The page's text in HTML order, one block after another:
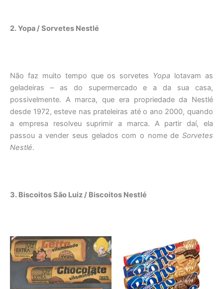
2. Yopa / Sorvetes Nestlé
Não faz muito tempo que os sorvetes Yopa lotavam as
geladeiras – as do supermercado e a da sua casa,
possivelmente. A marca, que era propriedade da Nestlé
desde 1972, esteve nas prateleiras até o ano 2000, quando
a empresa resolveu suprimir a marca. A partir daí, ela
passou a vender seus gelados com o nome de Sorvetes
Nestlé.
3. Biscoitos São Luiz / Biscoitos Nestlé